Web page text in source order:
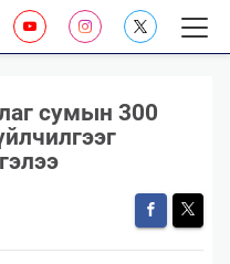
сумын 300